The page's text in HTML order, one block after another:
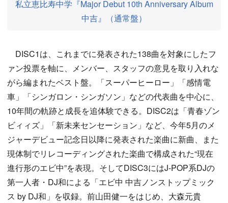
私立恵比寿中学『Major Debut 10th Anniversary Album
中吉』（通常盤）
DISC1は、これまでに発表された138曲を対象にしたフ
ァン投票を軸に、メンバー、スタッフの意見を取り入れな
がら編まれたベスト盤。「スーパーヒーロー」「感情電
車」「シンガロン・シンガソン」などの代表曲を中心に、
10年間の軌跡と成長を追体験できる。DISC2は「青春ゾン
ビィィズ」「新未来センセーション」など、今年5月のメ
ジャーデビュー記念日以降に発表された楽曲に新曲、また
現体制でリレコーディングされた楽曲で構成された“現在
進行形のエビ中”を表現。そしてDISC3にはJ-POP系DJの
第一人者・DJ和による「エビ中 中吉ノンストップミック
ス by DJ和」を収録。前山田健一をはじめ、大森元貴